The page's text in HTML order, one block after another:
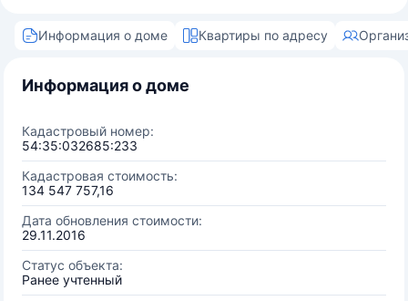
Информация о доме Квартиры по адресу
Информация о доме
Кадастровый номер:
54:35:032685:233
Кадастровая стоимость:
134 547 757,16
Дата обновления стоимости:
29.11.2016
Статус объекта:
Ранее учтенный